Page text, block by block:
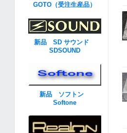
GOTO（受注生産品）
新品 SD サウンド
SDSOUND
新品 ソフトン
Softone